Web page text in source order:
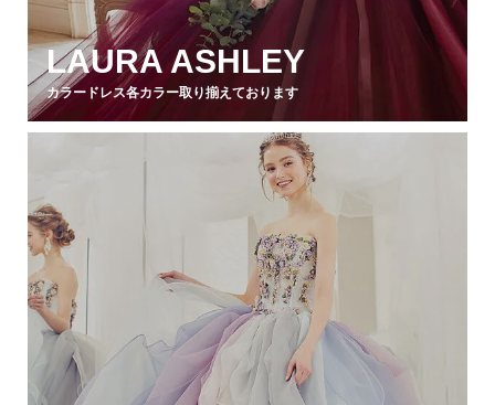
LAURA ASHLEY
カラードレス各カラー取り揃えております